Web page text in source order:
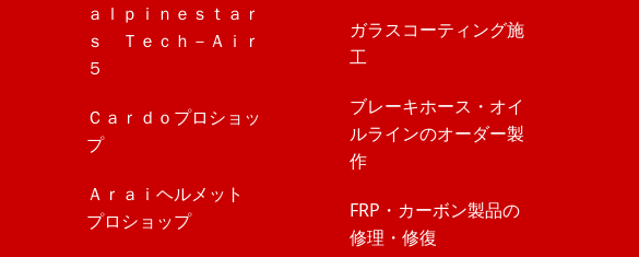
ａｌｐｉｎｅｓｔａｒ
ｓ Ｔｅｃｈ－Ａｉｒ
５
Ｃａｒｄｏプロショッ
プ
Ａｒａｉヘルメット
プロショップ
ガラスコーティング施
工
ブレーキホース・オイ
ルラインのオーダー製
作
FRP・カーボン製品の
修理・修復